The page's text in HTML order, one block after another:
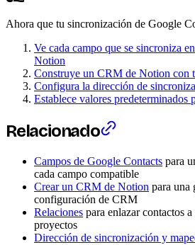
Ahora que tu sincronización de Google
Ve cada campo que se sincroniza
Notion
Construye un CRM de Notion con
Configura la dirección de
Establece valores predeterminados
Relacionado
Campos de Google Contacts para
cada campo compatible
Crear un CRM de Notion para una
configuración de CRM
Relaciones para enlazar contactos
proyectos
Dirección de sincronización y